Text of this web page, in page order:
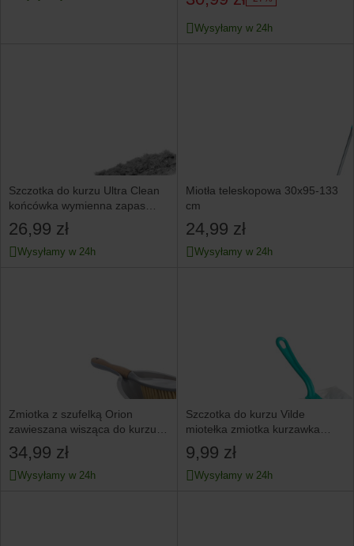
Wysyłamy w 24h
Szczotka do kurzu Ultra Clean
końcówka wymienna zapas
wkład do sprzątania
26,99 zł
Wysyłamy w 24h
Miotła teleskopowa 30x95-133
cm
24,99 zł
Wysyłamy w 24h
Zmiotka z szufelką Orion
zawieszana wisząca do kurzu
śmieci gumą
34,99 zł
Wysyłamy w 24h
Szczotka do kurzu Vilde
miotełka zmiotka kurzawka
antystatyczna do
9,99 zł
Wysyłamy w 24h